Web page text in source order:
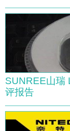
SUNREE山瑞
评报告